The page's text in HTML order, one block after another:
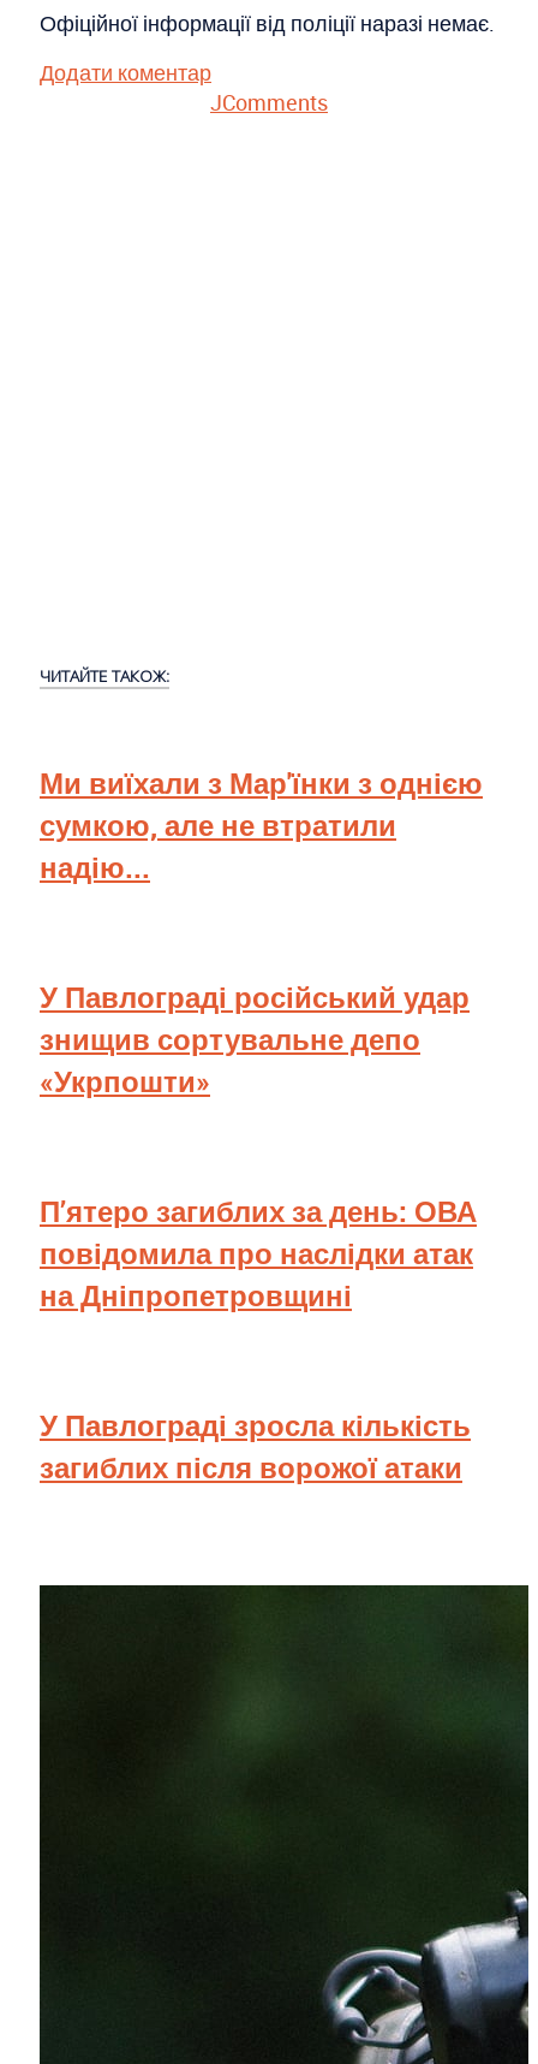
Офіційної інформації від поліції наразі немає.
Додати коментар
JComments
ЧИТАЙТЕ ТАКОЖ:
Ми виїхали з Мар'їнки з однією
сумкою, але не втратили
надію...
У Павлограді російський удар
знищив сортувальне депо
«Укрпошти»
П’ятеро загиблих за день: ОВА
повідомила про наслідки атак
на Дніпропетровщині
У Павлограді зросла кількість
загиблих після ворожої атаки